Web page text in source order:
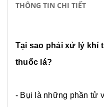
THÔNG TIN CHI TIẾT
Tại sao phải xử lý khí
thuốc lá?
- Bụi là những phần tử